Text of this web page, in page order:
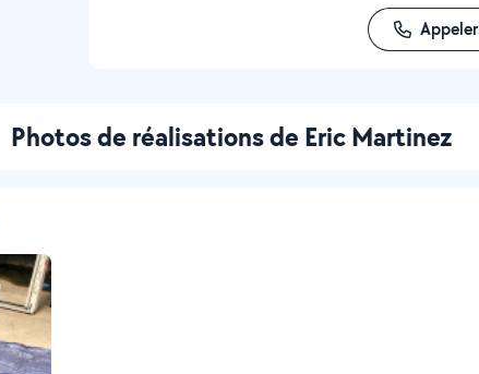
Appeler
Photos de réalisations de Eric Martinez